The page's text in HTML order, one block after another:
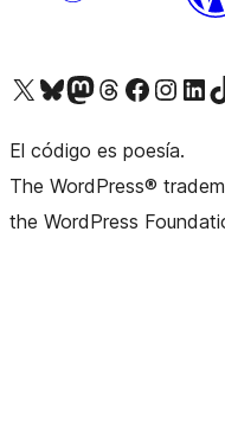
Visit our X (formerly Twitter) account
Visit our Bluesky account
Visit our Mastodon account
Visit our Threads account
Visita nuestra página de
Visita nuestra
Visita
El código es poesía.
The WordPress®
the WordPress